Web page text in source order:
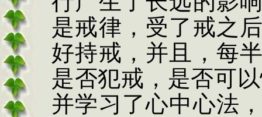
是戒律，受了戒之
好持戒，并且，每
是否犯戒，是否可
并学习了心中心法